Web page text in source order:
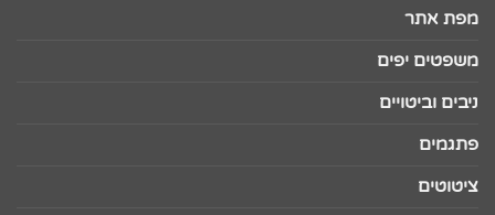
מפת אתר
משפטים יפים
ניבים וביטויים
פתגמים
ציטוטים